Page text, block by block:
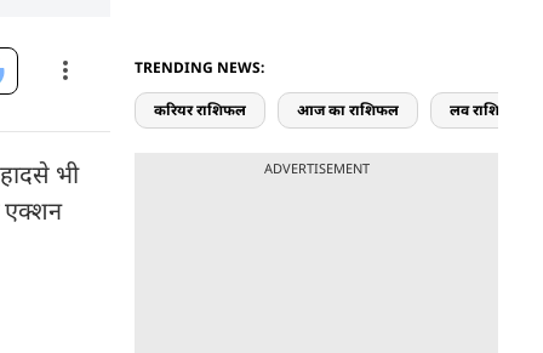
भी
एक्शन
TRENDING NEWS:
करियर राशिफल आज का राशिफल लव राशिफल
ADVERTISEMENT